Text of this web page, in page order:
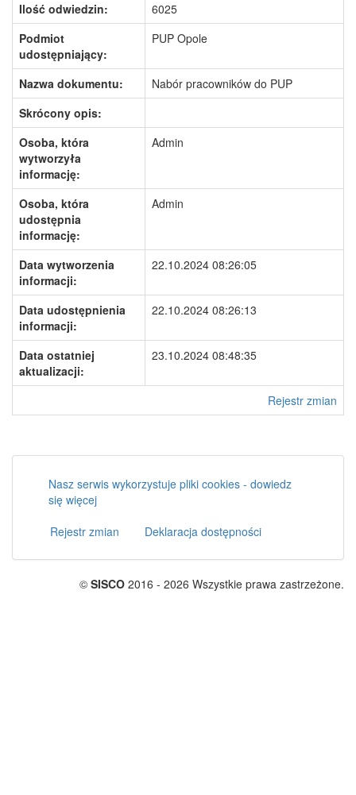
Ilość odwiedzin:
6025
Podmiot
udostępniający:
PUP Opole
Nazwa dokumentu:
Nabór pracowników do PUP
Skrócony opis:
Osoba, która
wytworzyła
informację:
Admin
Osoba, która
udostępnia
informację:
Admin
Data wytworzenia
informacji:
22.10.2024 08:26:05
Data udostępnienia
informacji:
22.10.2024 08:26:13
Data ostatniej
aktualizacji:
23.10.2024 08:48:35
Rejestr zmian
Nasz serwis wykorzystuje pliki cookies - dowiedz
się więcej
Rejestr zmian
Deklaracja dostępności
© SISCO 2016 - 2026 Wszystkie prawa zastrzeżone.